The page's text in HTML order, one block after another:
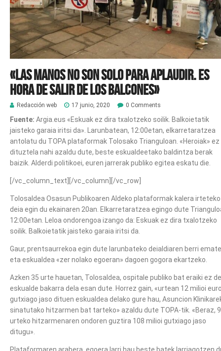
«Las manos no son solo para aplaudir. Es
hora de salir de los balcones»
Redacción web 17 junio, 2020 0 Comments
Fuente: Argia.eus «Eskuak ez dira txalotzeko soilik. Balkoietatik
jaisteko garaia iritsi da». Larunbatean, 12:00etan, elkarretaratzea
antolatu du TOPA plataformak Tolosako Trianguloan. «Heroiak» ez
dituztela nahi azaldu dute, beste eskualdeetako baldintza berak
baizik. Alderdi politikoei, euren jarrerak publiko egitea eskatu die.
[/vc_column_text][/vc_column][/vc_row]
Tolosaldea Osasun Publikoaren Aldeko plataformak kalera irteteko
deia egin du ekainaren 20an. Elkarretaratzea egingo dute
12:00etan. Leloa ondorengoa izango da: Eskuak ez dira txalotzeko
soilik. Balkoietatik jaisteko garaia iritsi da.
Gaur, prentsaurrekoa egin dute larunbateko deialdiaren berri
eta eskualdea «zer nolako egoeran» dagoen gogora ekartzeko.
Azken 35 urte hauetan, Tolosaldea, ospitale publiko bat eraiki ez
eskualde bakarra dela esan dute. Horrez gain, «urtean 12 milioi
gutxiago jaso dituen eskualdea delako gure hau, Asuncion
sinatutako hitzarmen bat tarteko» azaldu dute TOPA-tik. «Beraz, 9
urteko hitzarmenaren ondoren guztira 108 milioi gutxiago jaso
ditugu».
Plataformaren arabera, egoera larri hau beste batek larriagotzen